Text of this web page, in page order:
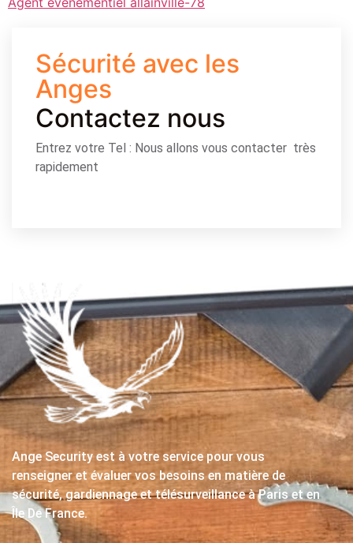
Sécurité avec les
Anges
Contactez nous
Entrez votre Tel : Nous allons vous contacter très
rapidement
Ange Security est à votre service pour vous
renseigner et évaluer vos besoins en matière de
sécurité, gardiennage et télésurveillance à Paris et en
Île De France.